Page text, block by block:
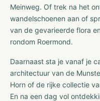
Meinweg. Of trek na het
wandelschoenen aan of
van de gevarieerde flora
rondom Roermond.
Daarnaast sta je vanaf je
architectuur van de
Horn of de rijke collectie
En na een dag vol